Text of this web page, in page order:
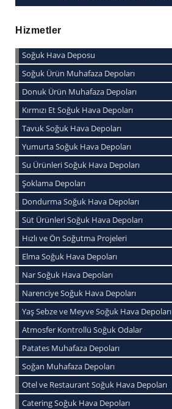
Hizmetler
Soğuk Hava Deposu
Soğuk Ürün Muhafaza Depoları
Donuk Ürün Muhafaza Depoları
Kırmızı Et Soğuk Hava Depoları
Tavuk Soğuk Hava Depoları
Yumurta Soğuk Hava Depoları
Su Ürünleri Soğuk Hava Depoları
Şoklama Depoları
Dondurma Soğuk Hava Depoları
Süt Ürünleri Soğuk Hava Depoları
Hızlı ve Ön Soğutma Projeleri
Elma Soğuk Hava Depoları
Nar Soğuk Hava Depoları
Narenciye Soğuk Hava Depoları
Yaş Sebze ve Meyve Soğuk Hava Depoları
Atmosfer Kontrollü Soğuk Odalar
Patates Muhafaza Depoları
Soğan Muhafaza Depoları
Otel ve Restaurant Soğuk Hava Depoları
Catering Soğuk Hava Depoları